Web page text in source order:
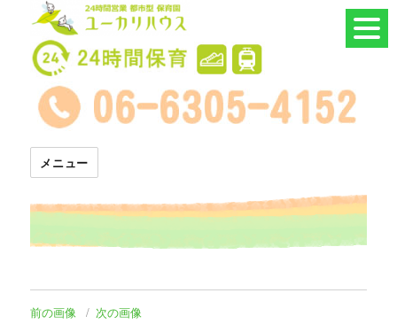
24時間託児所 ユーカリハウス
メニュー
前の画像 次の画像